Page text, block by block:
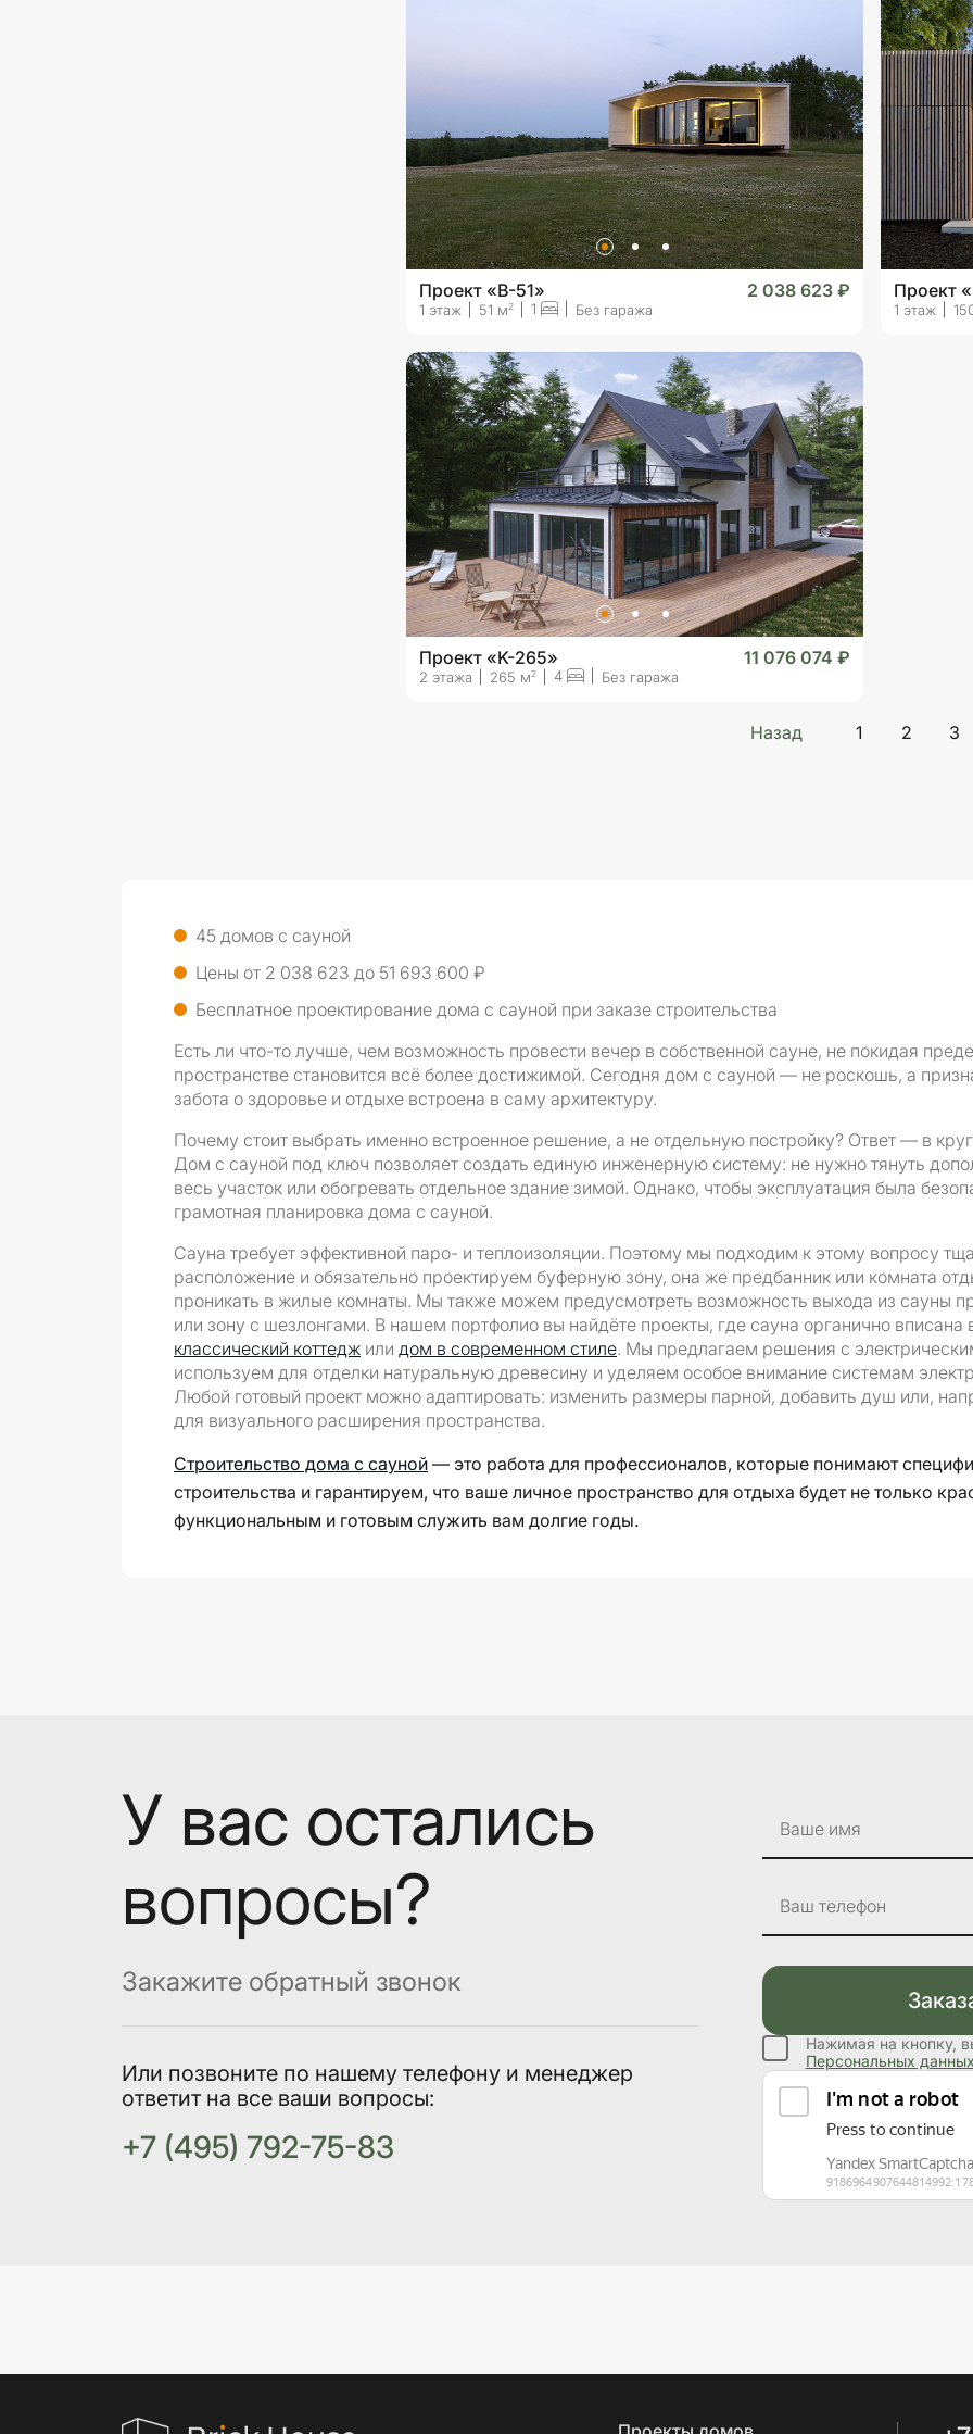
Проект «B-51» 2 038 623 ₽
1 этаж 51 м2 1 Без гаража
Проект
1 этаж
Проект «K-265» 11 076 074 ₽
2 этажа 265 м2 4 Без гаража
Назад 1 2 3
45 домов с сауной
Цены от 2 038 623 до 51 693 600 ₽
Бесплатное проектирование дома с сауной при заказе строительства
Есть ли что-то лучше, чем возможность провести вечер в собственной сауне, не покидая
пространстве становится всё более достижимой. Сегодня дом с сауной — не роскошь, а
забота о здоровье и отдыхе встроена в саму архитектуру.
Почему стоит выбрать именно встроенное решение, а не отдельную постройку? Ответ — в
Дом с сауной под ключ позволяет создать единую инженерную систему: не нужно тянуть
весь участок или обогревать отдельное здание зимой. Однако, чтобы эксплуатация была
грамотная планировка дома с сауной.
Сауна требует эффективной паро- и теплоизоляции. Поэтому мы подходим к этому вопросу
расположение и обязательно проектируем буферную зону, она же предбанник или комната
проникать в жилые комнаты. Мы также можем предусмотреть возможность выхода из сауны
или зону с шезлонгами. В нашем портфолио вы найдёте проекты, где сауна органично
классический коттедж или дом в современном стиле. Мы предлагаем решения с
используем для отделки натуральную древесину и уделяем особое внимание системам
Любой готовый проект можно адаптировать: изменить размеры парной, добавить душ или,
для визуального расширения пространства.
Строительство дома с сауной — это работа для профессионалов, которые понимают
строительства и гарантируем, что ваше личное пространство для отдыха будет не только
функциональным и готовым служить вам долгие годы.
У вас остались
вопросы?
Закажите обратный звонок
Или позвоните по нашему телефону и менеджер
ответит на все ваши вопросы:
+7 (495) 792-75-83
Ваше имя
Ваш телефон
Нажимая на кнопку,
Персональных